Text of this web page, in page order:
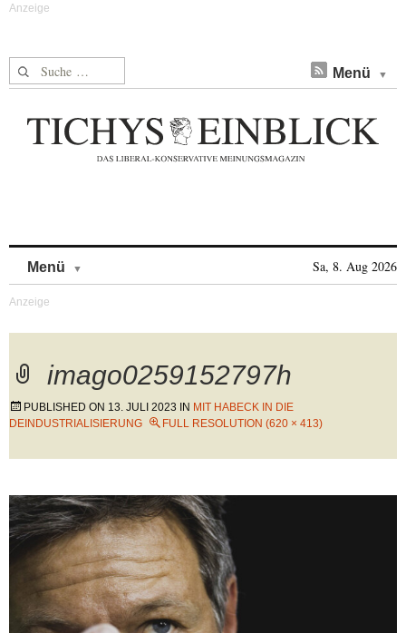
Suche nach: Menü
Menü Sa, 8. Aug 2026
imago0259152797h
PUBLISHED ON 13. JULI 2023 IN MIT HABECK IN DIE
DEINDUSTRIALISIERUNG
FULL RESOLUTION (620 × 413)